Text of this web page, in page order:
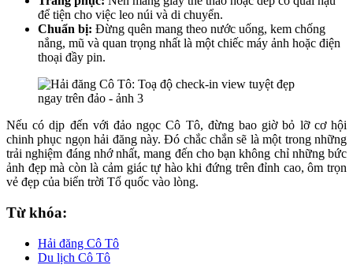
để tiện cho việc leo núi và di chuyển.
Chuẩn bị: Đừng quên mang theo nước uống, kem chống
nắng, mũ và quan trọng nhất là một chiếc máy ảnh hoặc điện
thoại đầy pin.
Nếu có dịp đến với đảo ngọc Cô Tô, đừng bao giờ bỏ lỡ cơ hội
chinh phục ngọn hải đăng này. Đó chắc chắn sẽ là một trong những
trải nghiệm đáng nhớ nhất, mang đến cho bạn không chỉ những bức
ảnh đẹp mà còn là cảm giác tự hào khi đứng trên đỉnh cao, ôm trọn
vẻ đẹp của biển trời Tổ quốc vào lòng.
Từ khóa:
Hải đăng Cô Tô
Du lịch Cô Tô